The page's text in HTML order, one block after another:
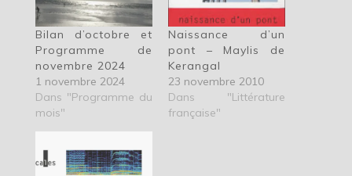
Bilan d’octobre et
Programme de
novembre 2024
1 novembre 2024
Dans "Programme du
mois"
Naissance d’un
pont – Maylis de
Kerangal
23 novembre 2010
Dans "Littérature
française"